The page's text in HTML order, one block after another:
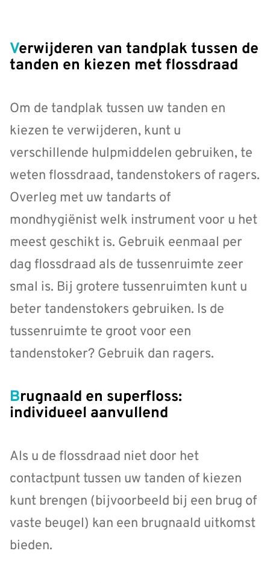
Verwijderen van tandplak tussen de
tanden en kiezen met flossdraad
Om de tandplak tussen uw tanden en
kiezen te verwijderen, kunt u
verschillende hulpmiddelen gebruiken, te
weten flossdraad, tandenstokers of ragers.
Overleg met uw tandarts of
mondhygiënist welk instrument voor u het
meest geschikt is. Gebruik eenmaal per
dag flossdraad als de tussenruimte zeer
smal is. Bij grotere tussenruimten kunt u
beter tandenstokers gebruiken. Is de
tussenruimte te groot voor een
tandenstoker? Gebruik dan ragers.
Brugnaald en superfloss:
individueel aanvullend
Als u de flossdraad niet door het
contactpunt tussen uw tanden of kiezen
kunt brengen (bijvoorbeeld bij een brug of
vaste beugel) kan een brugnaald uitkomst
bieden.